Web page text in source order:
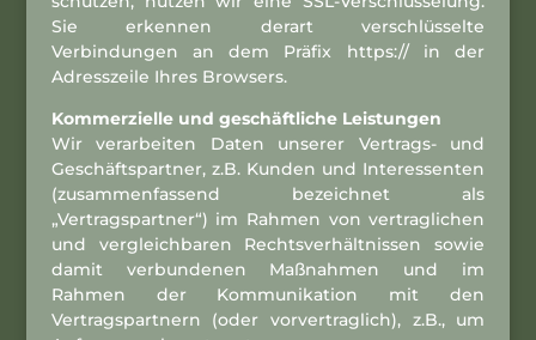
Sie erkennen derart verschlüsselte
Verbindungen an dem Präfix https:// in der
Adresszeile Ihres Browsers.
Kommerzielle und geschäftliche Leistungen
Wir verarbeiten Daten unserer Vertrags- und
Geschäftspartner, z.B. Kunden und Interessenten
(zusammenfassend bezeichnet als
„Vertragspartner“) im Rahmen von vertraglichen
und vergleichbaren Rechtsverhältnissen sowie
damit verbundenen Maßnahmen und im
Rahmen der Kommunikation mit den
Vertragspartnern (oder vorvertraglich), z.B., um